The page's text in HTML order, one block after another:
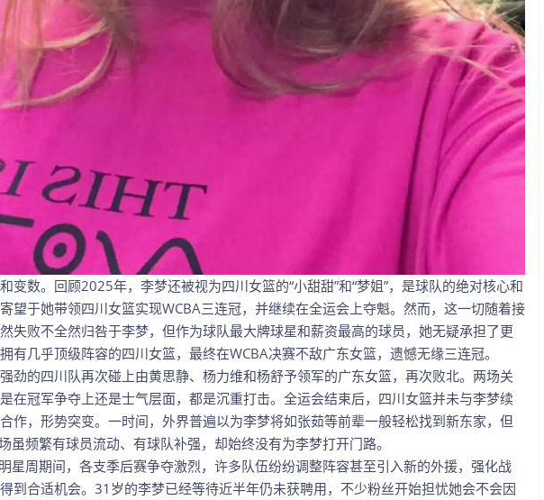
变数。回顾2025年，李梦还被视为四川女篮的“小甜甜”和“梦姐”，是球队的绝对核心和
望于她带领四川女篮实现WCBA三连冠，并继续在全运会上夺魁。然而，这一切随着接
失败不全然归咎于李梦，但作为球队最大牌球星和薪资最高的球员，她无疑承担了更
有几乎顶级阵容的四川女篮，最终在WCBA决赛不敌广东女篮，遗憾无缘三连冠。
劲的四川队再次碰上由黄思静、杨力维和杨舒予领军的广东女篮，再次败北。两场关
在冠军争夺上还是士气层面，都是沉重打击。全运会结束后，四川女篮并未与李梦续
作，形势突变。一时间，外界普遍以为李梦将如张茹等前辈一般轻松找到新东家，但
虽频繁有球员流动、有球队补强，却始终没有为李梦打开门路。
星周期间，各支季后赛争夺激烈，许多队伍纷纷调整阵容甚至引入新的外援，强化战
到合适机会。31岁的李梦已经等待近半年仍未获聘用，不少粉丝开始担忧她会不会因